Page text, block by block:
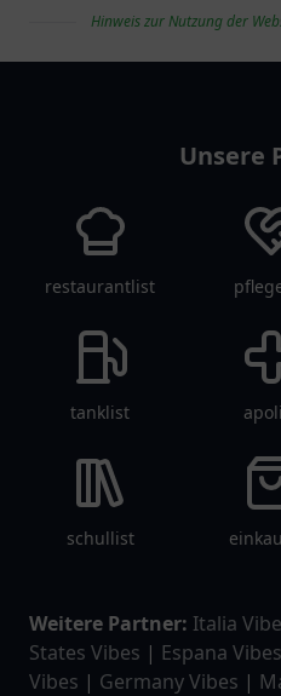
Hinweis zur Nutzung der
Unsere
restaurantlist
tanklist
schullist
Weitere Partner: Italia
States Vibes | Espana Vibes
Vibes | Germany Vibes |